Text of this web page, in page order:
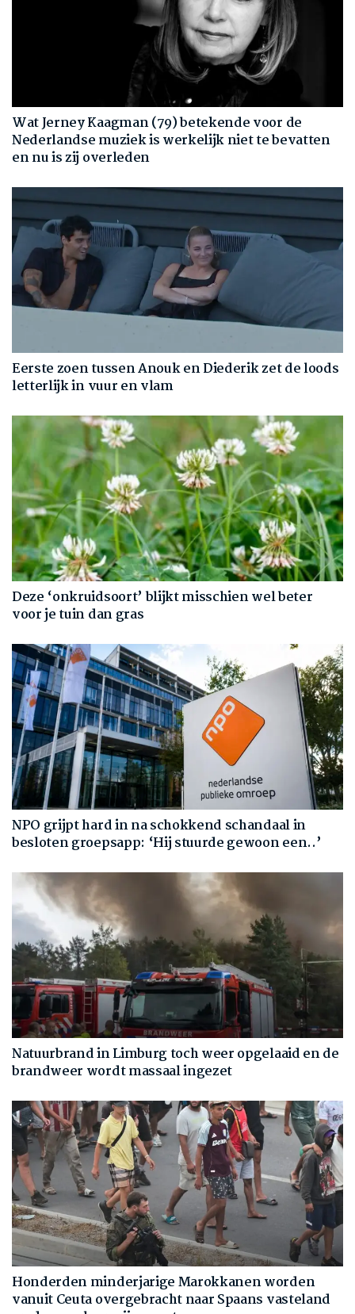
Wat Jerney Kaagman (79) betekende voor de
Nederlandse muziek is werkelijk niet te bevatten
en nu is zij overleden
Eerste zoen tussen Anouk en Diederik zet de loods
letterlijk in vuur en vlam
Deze ‘onkruidsoort’ blijkt misschien wel beter
voor je tuin dan gras
NPO grijpt hard in na schokkend schandaal in
besloten groepsapp: ‘Hij stuurde gewoon een..’
Natuurbrand in Limburg toch weer opgelaaid en de
brandweer wordt massaal ingezet
Honderden minderjarige Marokkanen worden
vanuit Ceuta overgebracht naar Spaans vasteland